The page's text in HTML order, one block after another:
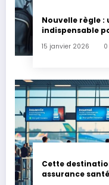
Nouvelle règle :
indispensable
15 janvier 2026
Cette
assurance